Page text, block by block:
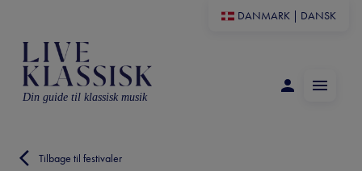
DANMARK DANSK
Din guide til klassisk musik
Tilbage til festivaler